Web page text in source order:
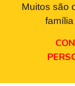
Muitos são